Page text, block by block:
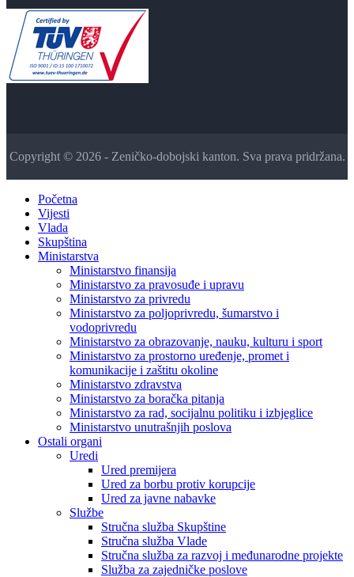
Copyright © 2026 - Zeničko-dobojski kanton. Sva prava pridržana.
Početna
Vijesti
Vlada
Skupština
Ministarstva
Ministarstvo finansija
Ministarstvo za pravosuđe i upravu
Ministarstvo za privredu
Ministarstvo za poljoprivredu, šumarstvo i
vodoprivredu
Ministarstvo za obrazovanje, nauku, kulturu i sport
Ministarstvo za prostorno uređenje, promet i
komunikacije i zaštitu okoline
Ministarstvo zdravstva
Ministarstvo za boračka pitanja
Ministarstvo za rad, socijalnu politiku i izbjeglice
Ministarstvo unutrašnjih poslova
Ostali organi
Uredi
Ured premijera
Ured za borbu protiv korupcije
Ured za javne nabavke
Službe
Stručna služba Skupštine
Stručna služba Vlade
Stručna služba za razvoj i međunarodne projekte
Služba za zajedničke poslove